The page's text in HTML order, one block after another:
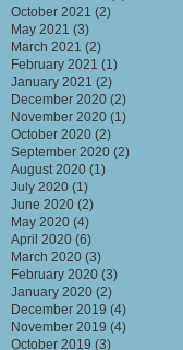
October 2021 (2)
May 2021 (3)
March 2021 (2)
February 2021 (1)
January 2021 (2)
December 2020 (2)
November 2020 (1)
October 2020 (2)
September 2020 (2)
August 2020 (1)
July 2020 (1)
June 2020 (2)
May 2020 (4)
April 2020 (6)
March 2020 (3)
February 2020 (3)
January 2020 (2)
December 2019 (4)
November 2019 (4)
October 2019 (3)